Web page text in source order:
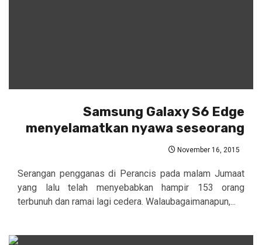
Samsung Galaxy S6 Edge
menyelamatkan nyawa seseorang
November 16, 2015
Serangan pengganas di Perancis pada malam Jumaat
yang lalu telah menyebabkan hampir 153 orang
terbunuh dan ramai lagi cedera. Walaubagaimanapun,...